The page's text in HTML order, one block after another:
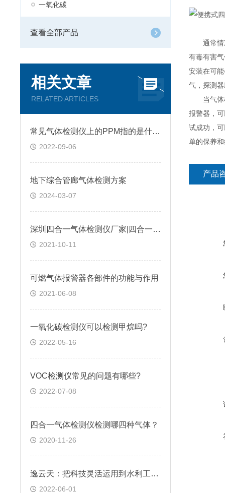
一氧化碳
查看全部产品
相关文章
RELATED ARTICLES
常见气体检测仪上的PPM指的是什么?
2022-09-06
地下综合管廊气体检测方案
2024-03-07
深圳四合一气体检测仪厂家|四合一气体检测仪是如何进行工作的?@台风资讯
2021-10-11
可燃气体报警器各部件的功能与作用
2021-06-08
一氧化碳检测仪可以检测甲烷吗?
2022-05-16
VOC检测仪常见的问题有哪些?
2022-07-08
四合一气体检测仪检测哪四种气体？
2020-11-26
逸云天：把科技灵活运用到水利工程气体检测中
2022-06-01
通常情况
有毒有害
安装在可
气，探测
当气体检
报警器，
试成功，
单的保养
产品